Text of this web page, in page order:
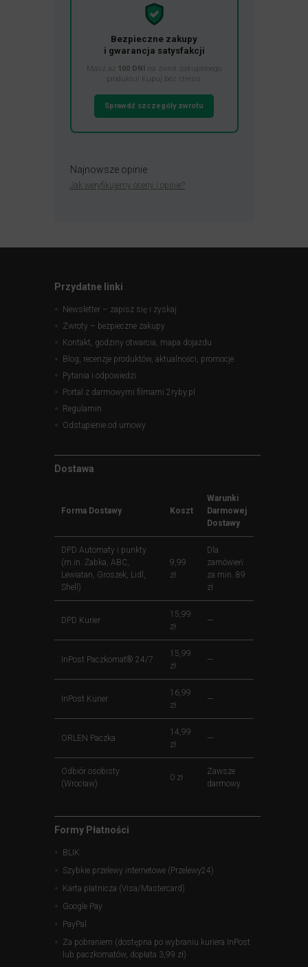
Bezpieczne zakupy
i gwarancja satysfakcji
Masz aż 100 DNI na zwrot zakupionego
produktu! Kupuj bez stresu.
Sprawdź szczegóły zwrotu
Najnowsze opinie
Jak weryfikujemy oceny i opinie?
Przydatne linki
Newsletter – zapisz się i zyskaj
Zwroty – bezpieczne zakupy
Kontakt, godziny otwarcia, mapa dojazdu
Blog, recenzje produktów, aktualności, promocje
Pytania i odpowiedzi
Portal z darmowymi filmami 2ryby.pl
Regulamin
Odstąpienie od umowy
Dostawa
Forma Dostawy Koszt
Warunki
Darmowej
Dostawy
DPD Automaty i punkty
(m.in. Żabka, ABC,
Lewiatan, Groszek, Lidl,
Shell)
9,99
zł
Dla
zamówień
za min. 89
zł
DPD Kurier
15,99
zł
—
InPost Paczkomat® 24/7
15,99
zł
—
InPost Kurier
16,99
zł
—
ORLEN Paczka
14,99
zł
—
Odbiór osobisty
(Wrocław)
0 zł
Zawsze
darmowy
Formy Płatności
BLIK
Szybkie przelewy internetowe (Przelewy24)
Karta płatnicza (Visa/Mastercard)
Google Pay
PayPal
Za pobraniem (dostępna po wybraniu kuriera InPost
lub paczkomatów, dopłata 3,99 zł)